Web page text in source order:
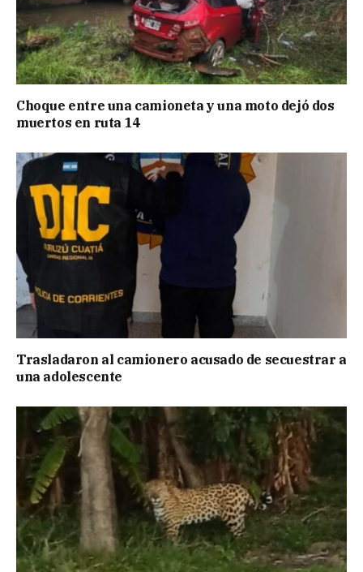
Choque entre una camioneta y una moto dejó dos
muertos en ruta 14
Trasladaron al camionero acusado de secuestrar a
una adolescente